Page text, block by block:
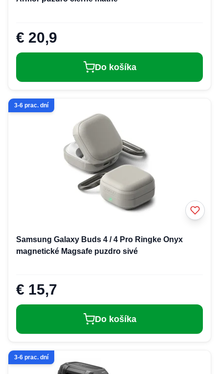
€ 20,9
Do košíka
3-6 prac. dní
Samsung Galaxy Buds 4 / 4 Pro Ringke Onyx
magnetické Magsafe puzdro sivé
€ 15,7
Do košíka
3-6 prac. dní